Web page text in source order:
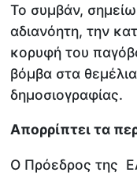
Το συμβάν,
αδιανόητη, την
κορυφή του
βόμβα στα
δημοσιογραφίας.
Απορρίπτει τα
Ο Πρόεδρος της